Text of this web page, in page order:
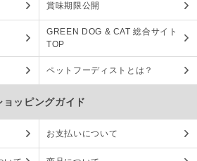
賞味期限公開
GREEN DOG & CAT 総合サイト
TOP
ペットフーディストとは？
ョッピングガイド
お支払いについて